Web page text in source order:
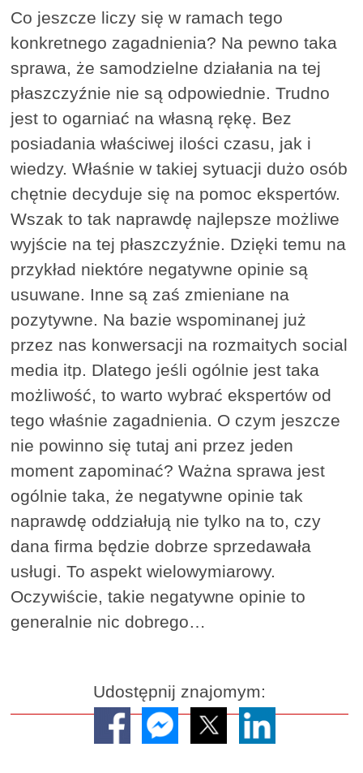
Co jeszcze liczy się w ramach tego
konkretnego zagadnienia? Na pewno taka
sprawa, że samodzielne działania na tej
płaszczyźnie nie są odpowiednie. Trudno
jest to ogarniać na własną rękę. Bez
posiadania właściwej ilości czasu, jak i
wiedzy. Właśnie w takiej sytuacji dużo osób
chętnie decyduje się na pomoc ekspertów.
Wszak to tak naprawdę najlepsze możliwe
wyjście na tej płaszczyźnie. Dzięki temu na
przykład niektóre negatywne opinie są
usuwane. Inne są zaś zmieniane na
pozytywne. Na bazie wspominanej już
przez nas konwersacji na rozmaitych social
media itp. Dlatego jeśli ogólnie jest taka
możliwość, to warto wybrać ekspertów od
tego właśnie zagadnienia. O czym jeszcze
nie powinno się tutaj ani przez jeden
moment zapominać? Ważna sprawa jest
ogólnie taka, że negatywne opinie tak
naprawdę oddziałują nie tylko na to, czy
dana firma będzie dobrze sprzedawała
usługi. To aspekt wielowymiarowy.
Oczywiście, takie negatywne opinie to
generalnie nic dobrego…
Udostępnij znajomym: